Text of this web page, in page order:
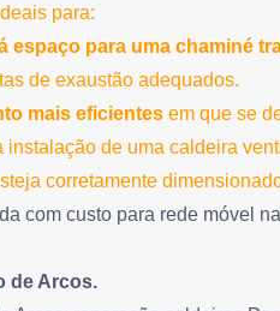
para:
espaço para uma chaminé
de exaustão adequados.
mais eficientes em que se
instalação de uma caldeira
corretamente
com custo para rede móvel
de Arcos.